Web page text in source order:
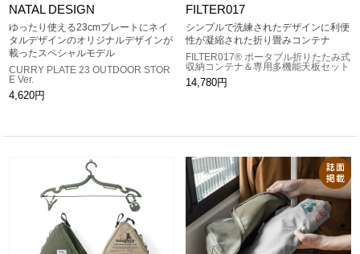
NATAL DESIGN
ゆったり使える23cmプレートにネイ
タルデザインのオリジナルデザインが
載ったスペシャルモデル
CURRY PLATE 23 OUTDOOR STOR
E Ver.
4,620円
FILTER017
シンプルで洗練されたデザインに利便
性が凝縮された折り畳みコンテナ
FILTER017® ポータブル折りたたみ式
収納コンテナ＆専用多機能天板セット
14,780円